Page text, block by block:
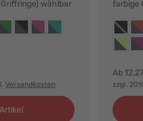
wählbar
rot
griffringe blau
griffringe gelb
anthrazit, griffringe grün
anthrazit, griffringe schwarz
anthrazit, griffringe magenta
anthrazit, griffringe türkis
hellgrünpurpur
Versandkosten
farbige
Ab
zzgl.